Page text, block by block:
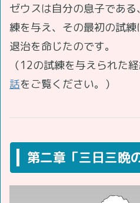
ゼウスは自分の息子であ
練を与え、その最初の試
退治を命じたのです。
（12の試練を与えられた経
話をご覧ください。）
第二章「三日三晩